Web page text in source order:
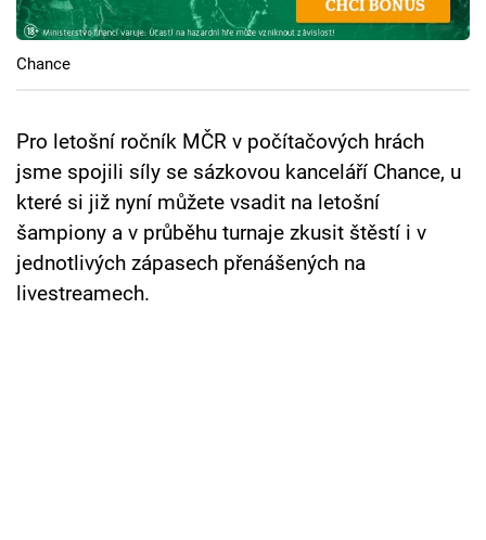
Cool Esport
Pořady
TV Program
Sledujte prima+
Přihlášení
Chance
Pro letošní ročník MČR v počítačových hrách
jsme spojili síly se sázkovou kanceláří Chance, u
které si již nyní můžete vsadit na letošní
šampiony a v průběhu turnaje zkusit štěstí i v
jednotlivých zápasech přenášených na
livestreamech.